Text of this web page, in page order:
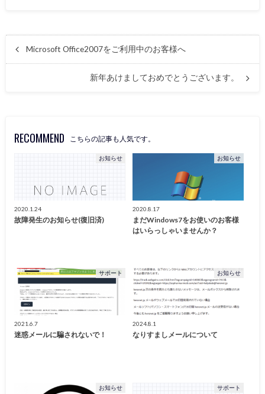
Microsoft Office2007をご利用中のお客様へ
新年あけましておめでとうございます。
RECOMMEND こちらの記事も人気です。
お知らせ
2020.1.24
故障発生のお知らせ(復旧済)
お知らせ
2020.8.17
まだWindows7をお使いのお客様
はいらっしゃいませんか？
サポート
2021.6.7
迷惑メールに騙されないで！
お知らせ
2024.8.1
なりすましメールについて
お知らせ サポート